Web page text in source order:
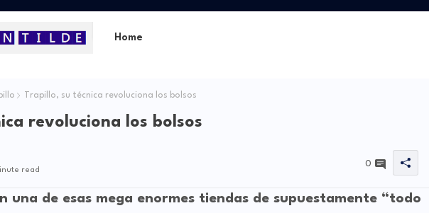
Home
Trapillo, su técnica revoluciona los bolsos
revoluciona los bolsos
read
0
una de esas mega enormes tiendas de supuestamente “todo